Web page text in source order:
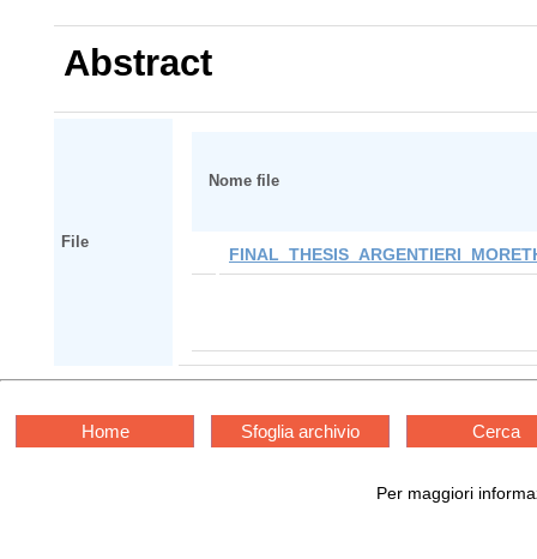
Abstract
File
Nome file
Home Sfoglia archivio Cerca
Per maggiori